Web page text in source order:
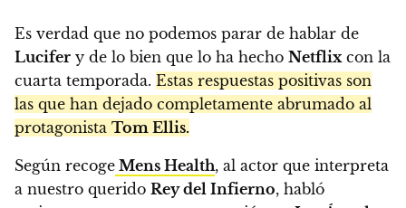
Es verdad que no podemos parar de hablar de
Lucifer y de lo bien que lo ha hecho Netflix con la
cuarta temporada. Estas respuestas positivas son
las que han dejado completamente abrumado al
protagonista Tom Ellis.
Según recoge Mens Health, al actor que interpreta
a nuestro querido Rey del Infierno, habló